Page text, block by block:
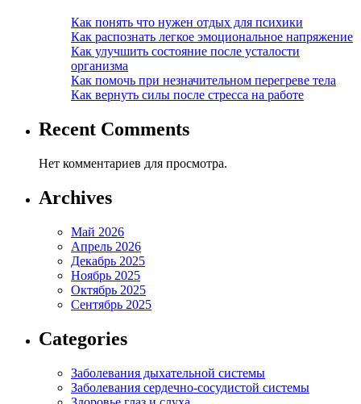
Как понять что нужен отдых для психики
Как распознать легкое эмоциональное напряжение
Как улучшить состояние после усталости
организма
Как помочь при незначительном перегреве тела
Как вернуть силы после стресса на работе
Recent Comments
Нет комментариев для просмотра.
Archives
Май 2026
Апрель 2026
Декабрь 2025
Ноябрь 2025
Октябрь 2025
Сентябрь 2025
Categories
Заболевания дыхательной системы
Заболевания сердечно-сосудистой системы